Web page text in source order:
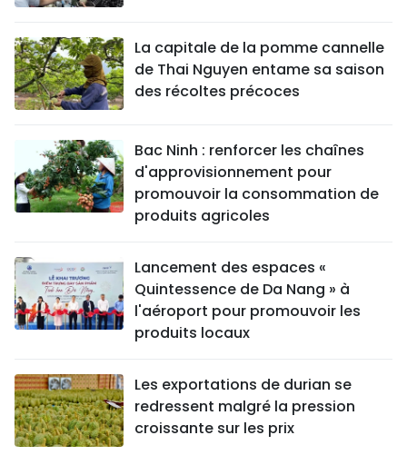
La capitale de la pomme cannelle
de Thai Nguyen entame sa saison
des récoltes précoces
Bac Ninh : renforcer les chaînes
d'approvisionnement pour
promouvoir la consommation de
produits agricoles
Lancement des espaces «
Quintessence de Da Nang » à
l'aéroport pour promouvoir les
produits locaux
Les exportations de durian se
redressent malgré la pression
croissante sur les prix